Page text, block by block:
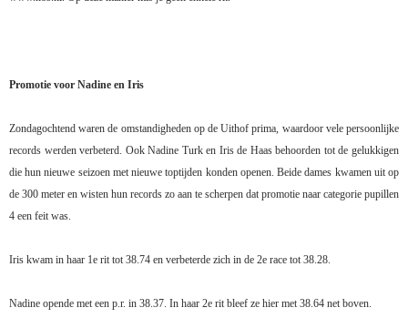
Promotie voor Nadine en Iris
Zondagochtend waren de omstandigheden op de Uithof prima, waardoor vele persoonlijke
records werden verbeterd. Ook Nadine Turk en Iris de Haas behoorden tot de gelukkigen
die hun nieuwe seizoen met nieuwe toptijden konden openen. Beide dames kwamen uit op
de 300 meter en wisten hun records zo aan te scherpen dat promotie naar categorie pupillen
4 een feit was.
Iris kwam in haar 1e rit tot 38.74 en verbeterde zich in de 2e race tot 38.28.
Nadine opende met een p.r. in 38.37. In haar 2e rit bleef ze hier met 38.64 net boven.